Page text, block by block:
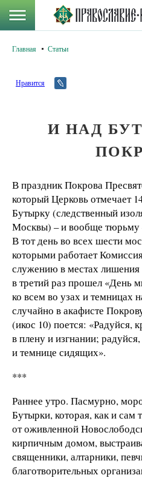
Главная Статьи
Нравится
И НАД
В праздник Покрова
который Церковь отмечает
Бутырку (следственный
Москвы) – и вообще тюрьму
В тот день во всех шести
которыми работает
служению в местах
в третий раз прошел «День
ко всем во узах и темницах
случайно в акафисте
(икос 10) поется: «Радуйся,
в плену и изгнании;
и темнице сидящих».
***
Раннее утро. Пасмурно,
Бутырки, которая, как и
от оживленной
кирпичным домом,
священники, алтарники,
благотворительных